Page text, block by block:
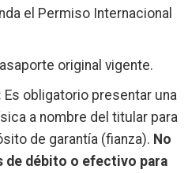
el Permiso Internacional
original vigente.
Es obligatorio presentar una
a nombre del titular para
de garantía (fianza). No
de débito o efectivo para